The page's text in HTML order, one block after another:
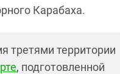
Карабаха.
третями территории
, подготовленной